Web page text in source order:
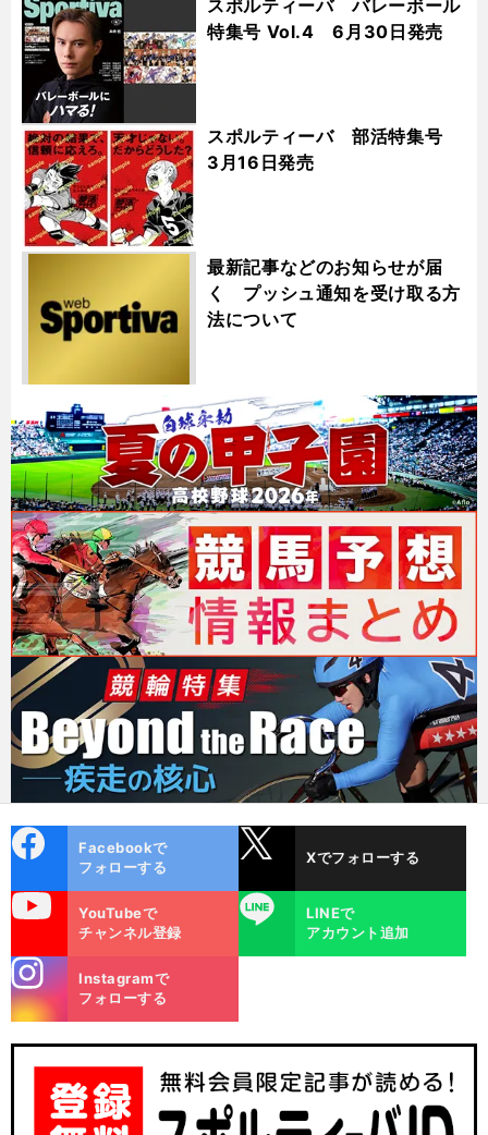
スポルティーバ バレーボール
特集号 Vol.4 6月30日発売
スポルティーバ 部活特集号
3月16日発売
最新記事などのお知らせが届
く プッシュ通知を受け取る方
法について
ok
Facebookで
フォローする
Xでフォローする
YouTubeで
チャンネル登録
LINE
LINEで
アカウント追加
m
Instagramで
フォローする